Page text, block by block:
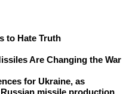
to Hate Truth
Are Changing the War
for Ukraine, as
missile production